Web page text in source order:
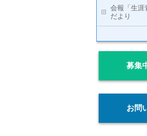
会報「生涯
だより
募集
お問